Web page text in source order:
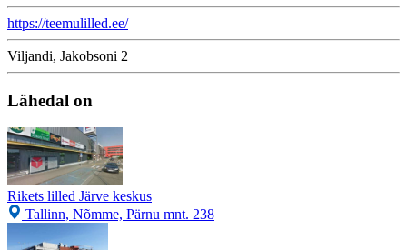
https://teemulilled.ee/
Viljandi, Jakobsoni 2
Lähedal on
Rikets lilled Järve keskus
Tallinn, Nõmme, Pärnu mnt. 238